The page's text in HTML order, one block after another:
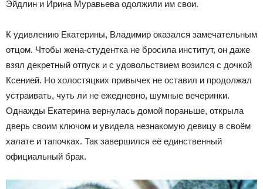
Эйдлин и Ирина Муравьева одолжили им свои.
К удивлению Екатерины, Владимир оказался замечательным
отцом. Чтобы жена-студентка не бросила институт, он даже
взял декретный отпуск и с удовольствием возился с дочкой
Ксенией. Но холостяцких привычек не оставил и продолжал
устраивать, чуть ли не ежедневно, шумные вечеринки.
Однажды Екатерина вернулась домой пораньше, открыла
дверь своим ключом и увидела незнакомую девицу в своём
халате и тапочках. Так завершился её единственный
официальный брак.